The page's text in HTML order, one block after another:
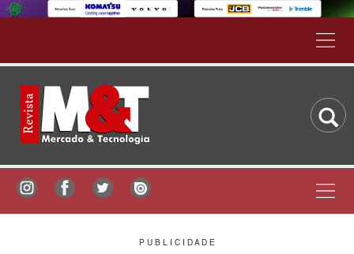
P U B L I C I D A D E